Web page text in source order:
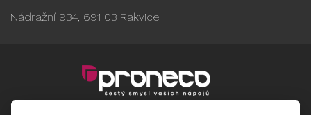
Nádražní 934, 691 03 Rakvice